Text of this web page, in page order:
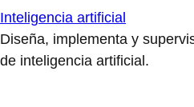
Inteligencia artificial
Diseña, implementa y
de inteligencia artificial.